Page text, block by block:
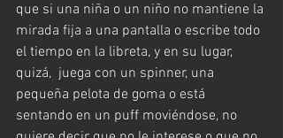
que si una niña o un niño no mantiene la
mirada fija a una pantalla o escribe todo
el tiempo en la libreta, y en su lugar,
quizá,  juega con un spinner, una
pequeña pelota de goma o está
sentando en un puff moviéndose, no